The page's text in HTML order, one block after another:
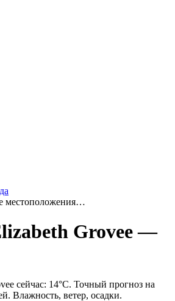
местоположения…
Groveе —
сейчас: 14°C. Точный прогноз на
Влажность, ветер, осадки.